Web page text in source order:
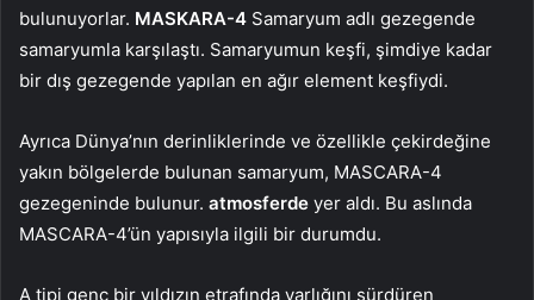
bulunuyorlar. MASKARA-4 Samaryum adlı gezegende
samaryumla karşılaştı. Samaryumun keşfi, şimdiye kadar
bir dış gezegende yapılan en ağır element keşfiydi.
Ayrıca Dünya’nın derinliklerinde ve özellikle çekirdeğine
yakın bölgelerde bulunan samaryum, MASCARA-4
gezegeninde bulunur. atmosferde yer aldı. Bu aslında
MASCARA-4’ün yapısıyla ilgili bir durumdu.
A tipi genç bir yıldızın etrafında varlığını sürdüren